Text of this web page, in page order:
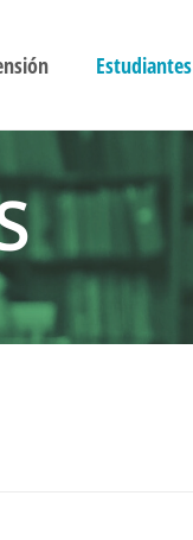
Estudiantes